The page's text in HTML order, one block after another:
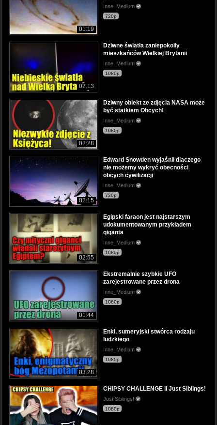
01:19
Inne_Medium
720p
02:13
Dziwne światła zaniepokoiły
mieszkańców Wielkiej Brytanii
Inne_Medium
1080p
02:28
Dziwny obiekt ze zdjęcia NASA może
być statkiem Obcych!
Inne_Medium
1080p
02:15
Edward Snowden wyjaśnił dlaczego
nie możemy wykryć obecności
obcych cywilizacji
Inne_Medium
720p
02:55
Egipski faraon jest najstarszym
udokumentowanym przykładem
giganta
Inne_Medium
1080p
01:44
Ekstremalnie szybkie UFO
zarejestrowane przez drona
Inne_Medium
1080p
03:28
Enki, sumeryjski stwórca rodzaju
ludzkiego
Inne_Medium
1080p
CHIPSY CHALLENGE II Just Siblings!
Just Siblings!
1080p